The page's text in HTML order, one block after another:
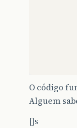
O código
Alguem
[]s